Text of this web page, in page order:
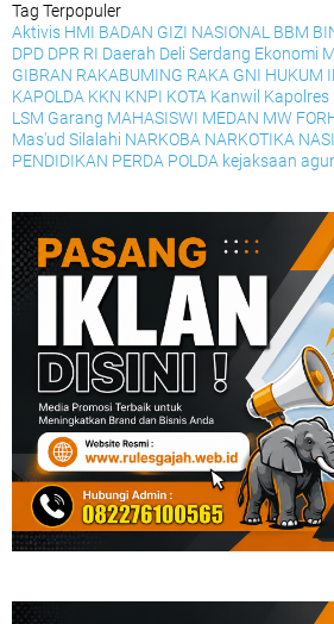
Tag Terpopuler
Aktivis HMI BADAN GIZI NASIONAL BBM
DPD DPR RI Daerah Deli Serdang Ekonomi
GIBRAN RAKABUMING RAKA GNI HUKUM
KAPOLDA KKN KNPI KOTA Kanwil Kapolres
LSM Garang MAHASISWI MEDAN MW
Mas'ud Silalahi NARKOBA NARKOTIKA
PENDIDIKAN PERDA POLDA kejaksaan